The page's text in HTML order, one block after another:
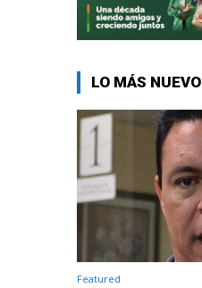
LO MÁS NUEVO
Featured